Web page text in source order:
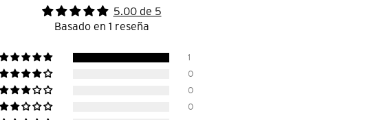
5.00 de 5
Basado en 1 reseña
1
0
0
0